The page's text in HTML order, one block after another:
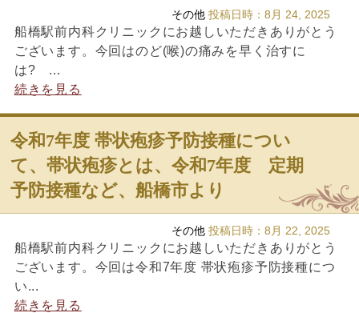
その他 投稿日時：8月 24, 2025
船橋駅前内科クリニックにお越しいただきありがとう
ございます。今回はのど(喉)の痛みを早く治すに
は? ...
続きを見る
令和7年度 帯状疱疹予防接種につい
て、帯状疱疹とは、令和7年度 定期
予防接種など、船橋市より
その他 投稿日時：8月 22, 2025
船橋駅前内科クリニックにお越しいただきありがとう
ございます。今回は令和7年度 帯状疱疹予防接種につ
い...
続きを見る